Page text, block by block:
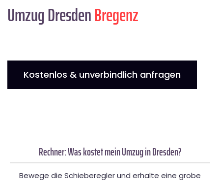
Umzug DresdenBregenz
Kostenlos & unverbindlich anfragen
Rechner: Was kostet mein Umzug in Dresden?
Bewege die Schieberegler und erhalte eine grobe